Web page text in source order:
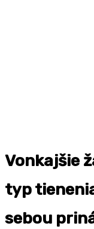
Vonkajšie
typ
sebou